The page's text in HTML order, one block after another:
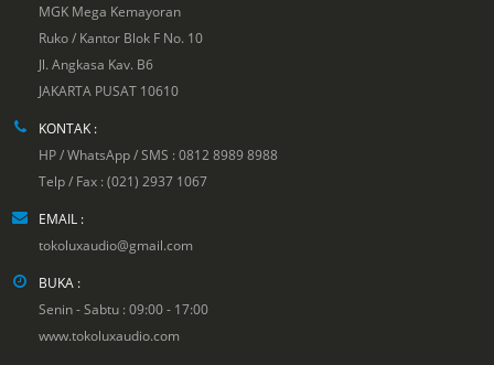
MGK Mega Kemayoran
Ruko / Kantor Blok F No. 10
Jl. Angkasa Kav. B6
JAKARTA PUSAT 10610
KONTAK :
HP / WhatsApp / SMS : 0812 8989 8988
Telp / Fax : (021) 2937 1067
EMAIL :
tokoluxaudio@gmail.com
BUKA :
Senin - Sabtu : 09:00 - 17:00
www.tokoluxaudio.com